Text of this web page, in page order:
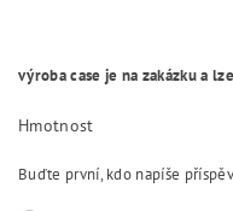
výroba case je na zakázku a
Hmotnost
Buďte první, kdo napíše